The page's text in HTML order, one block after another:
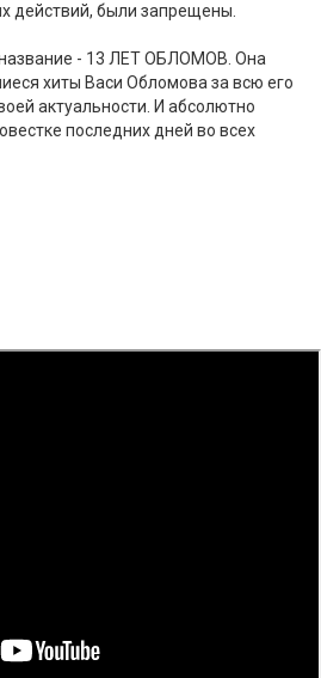
действий, были запрещены.
- 13 ЛЕТ ОБЛОМОВ. Она
хиты Васи Обломова за всю его
актуальности. И абсолютно
последних дней во всех